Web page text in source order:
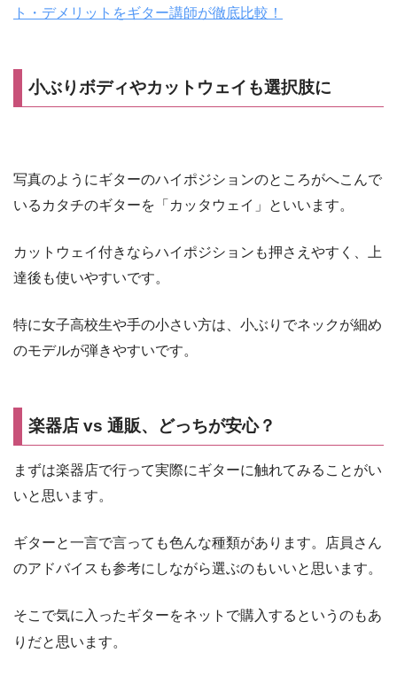
ト・デメリットをギター講師が徹底比較！
小ぶりボディやカットウェイも選択肢に
写真のようにギターのハイポジションのところがへこんで
いるカタチのギターを「カッタウェイ」といいます。
カットウェイ付きならハイポジションも押さえやすく、上
達後も使いやすいです。
特に女子高校生や手の小さい方は、小ぶりでネックが細め
のモデルが弾きやすいです。
楽器店 vs 通販、どっちが安心？
まずは楽器店で行って実際にギターに触れてみることがい
いと思います。
ギターと一言で言っても色んな種類があります。店員さん
のアドバイスも参考にしながら選ぶのもいいと思います。
そこで気に入ったギターをネットで購入するというのもあ
りだと思います。